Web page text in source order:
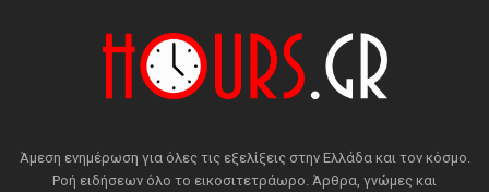
Άμεση ενημέρωση για όλες τις εξελίξεις στην Ελλάδα και τον κόσμο.
Ροή ειδήσεων όλο το εικοσιτετράωρο. Άρθρα, γνώμες και